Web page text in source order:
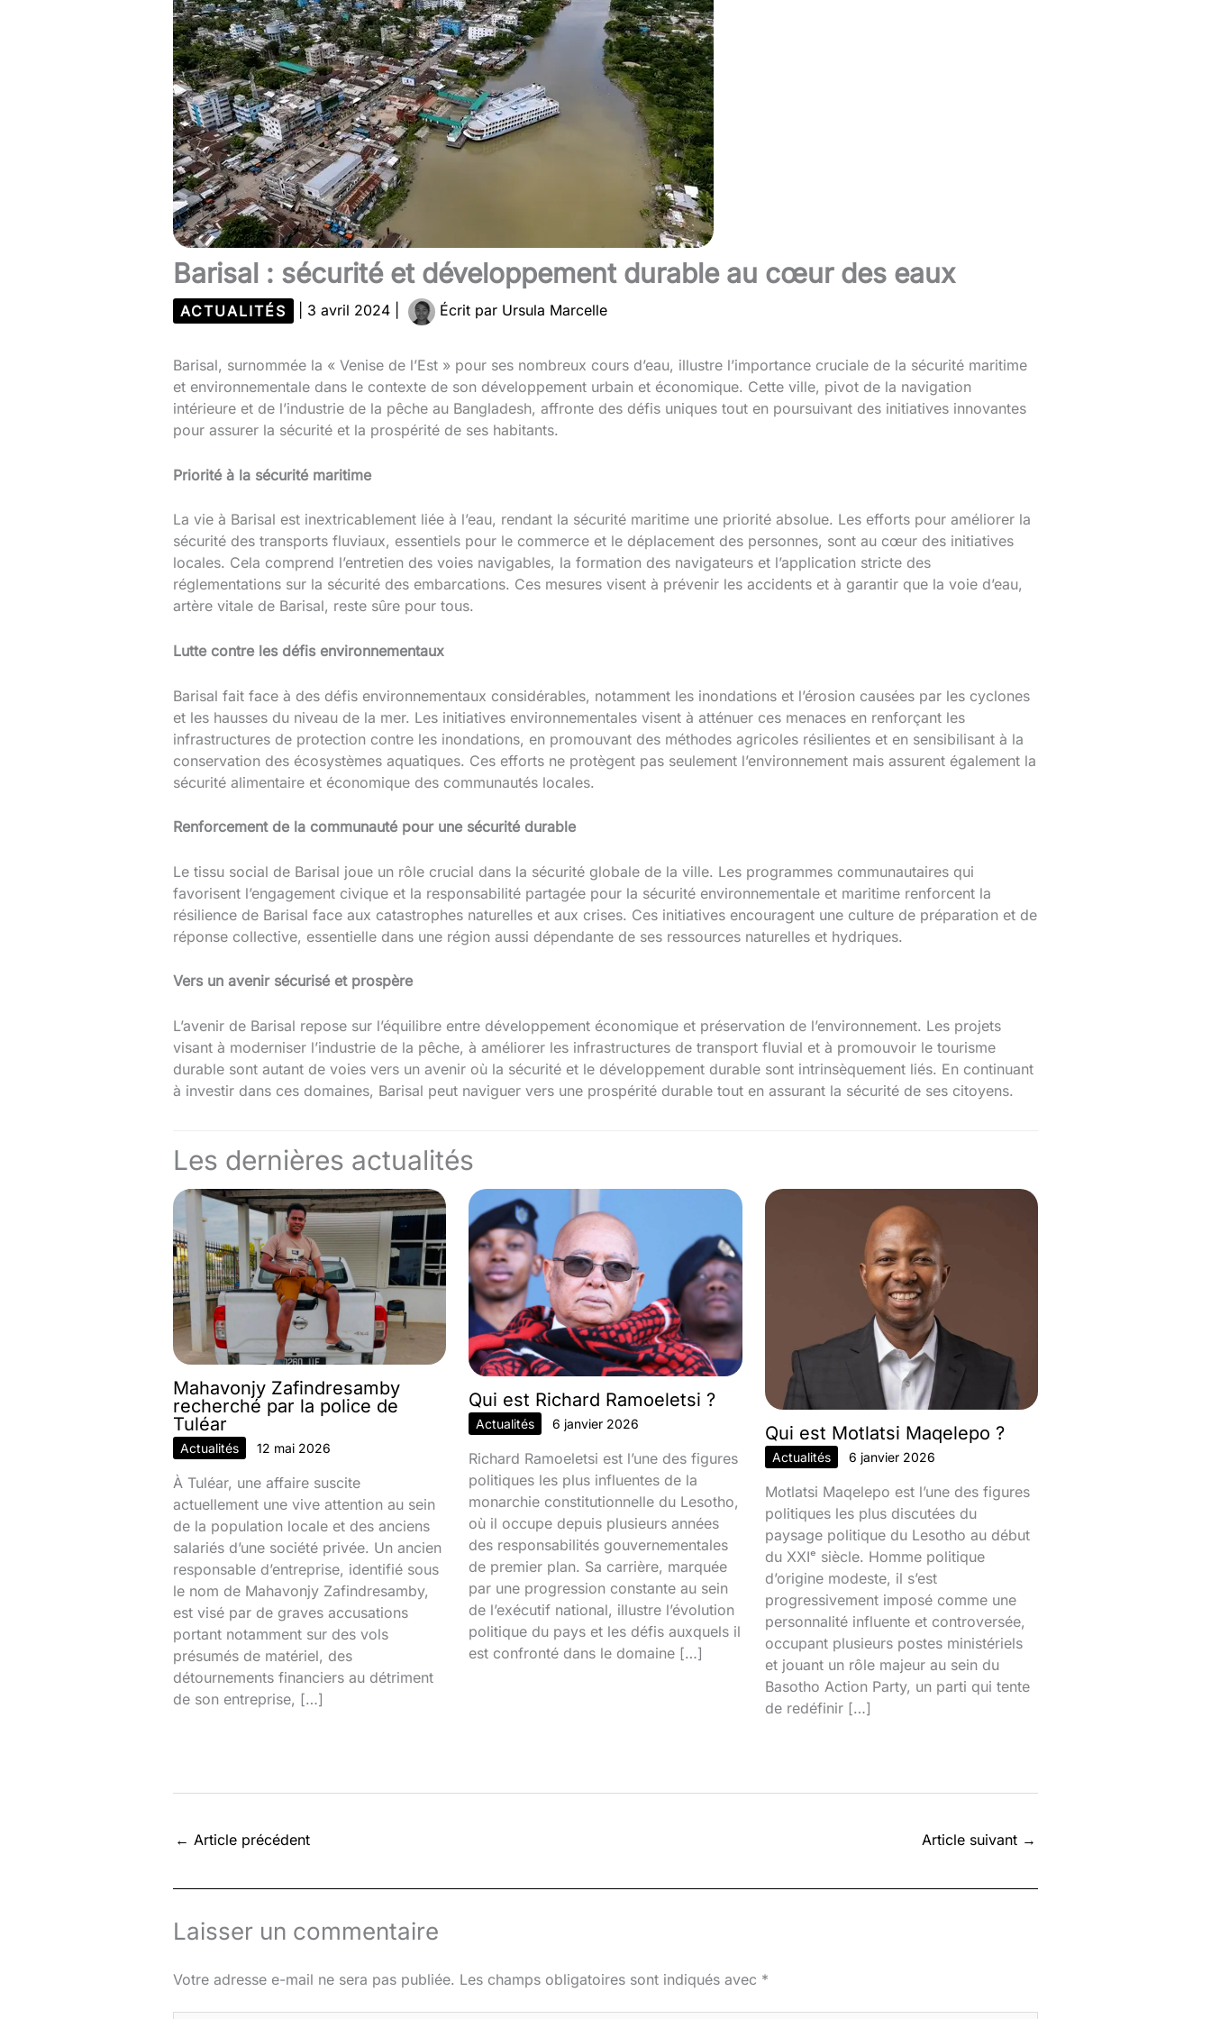
Barisal : sécurité et développement durable au cœur des eaux
ACTUALITÉS 3 avril 2024 Écrit par Ursula Marcelle
Barisal, surnommée la « Venise de l’Est » pour ses nombreux cours d’eau, illustre l’importance cruciale de la sécurité maritime
et environnementale dans le contexte de son développement urbain et économique. Cette ville, pivot de la navigation
intérieure et de l’industrie de la pêche au Bangladesh, affronte des défis uniques tout en poursuivant des initiatives innovantes
pour assurer la sécurité et la prospérité de ses habitants.
Priorité à la sécurité maritime
La vie à Barisal est inextricablement liée à l’eau, rendant la sécurité maritime une priorité absolue. Les efforts pour améliorer la
sécurité des transports fluviaux, essentiels pour le commerce et le déplacement des personnes, sont au cœur des initiatives
locales. Cela comprend l’entretien des voies navigables, la formation des navigateurs et l’application stricte des
réglementations sur la sécurité des embarcations. Ces mesures visent à prévenir les accidents et à garantir que la voie d’eau,
artère vitale de Barisal, reste sûre pour tous.
Lutte contre les défis environnementaux
Barisal fait face à des défis environnementaux considérables, notamment les inondations et l’érosion causées par les cyclones
et les hausses du niveau de la mer. Les initiatives environnementales visent à atténuer ces menaces en renforçant les
infrastructures de protection contre les inondations, en promouvant des méthodes agricoles résilientes et en sensibilisant à la
conservation des écosystèmes aquatiques. Ces efforts ne protègent pas seulement l’environnement mais assurent également la
sécurité alimentaire et économique des communautés locales.
Renforcement de la communauté pour une sécurité durable
Le tissu social de Barisal joue un rôle crucial dans la sécurité globale de la ville. Les programmes communautaires qui
favorisent l’engagement civique et la responsabilité partagée pour la sécurité environnementale et maritime renforcent la
résilience de Barisal face aux catastrophes naturelles et aux crises. Ces initiatives encouragent une culture de préparation et de
réponse collective, essentielle dans une région aussi dépendante de ses ressources naturelles et hydriques.
Vers un avenir sécurisé et prospère
L’avenir de Barisal repose sur l’équilibre entre développement économique et préservation de l’environnement. Les projets
visant à moderniser l’industrie de la pêche, à améliorer les infrastructures de transport fluvial et à promouvoir le tourisme
durable sont autant de voies vers un avenir où la sécurité et le développement durable sont intrinsèquement liés. En continuant
à investir dans ces domaines, Barisal peut naviguer vers une prospérité durable tout en assurant la sécurité de ses citoyens.
Les dernières actualités
Mahavonjy Zafindresamby
recherché par la police de
Tuléar
Actualités 12 mai 2026
À Tuléar, une affaire suscite
actuellement une vive attention au sein
de la population locale et des anciens
salariés d’une société privée. Un ancien
responsable d’entreprise, identifié sous
le nom de Mahavonjy Zafindresamby,
est visé par de graves accusations
portant notamment sur des vols
présumés de matériel, des
détournements financiers au détriment
de son entreprise, […]
Qui est Richard Ramoeletsi ?
Actualités 6 janvier 2026
Richard Ramoeletsi est l’une des figures
politiques les plus influentes de la
monarchie constitutionnelle du Lesotho,
où il occupe depuis plusieurs années
des responsabilités gouvernementales
de premier plan. Sa carrière, marquée
par une progression constante au sein
de l’exécutif national, illustre l’évolution
politique du pays et les défis auxquels il
est confronté dans le domaine […]
Qui est Motlatsi Maqelepo ?
Actualités 6 janvier 2026
Motlatsi Maqelepo est l’une des figures
politiques les plus discutées du
paysage politique du Lesotho au début
du XXIᵉ siècle. Homme politique
d’origine modeste, il s’est
progressivement imposé comme une
personnalité influente et controversée,
occupant plusieurs postes ministériels
et jouant un rôle majeur au sein du
Basotho Action Party, un parti qui tente
de redéfinir […]
← Article précédent Article suivant →
Laisser un commentaire
Votre adresse e-mail ne sera pas publiée. Les champs obligatoires sont indiqués avec *